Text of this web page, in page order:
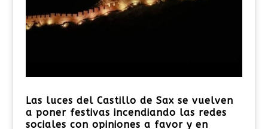
Las luces del Castillo de Sax se vuelven
a poner festivas incendiando las redes
sociales con opiniones a favor y en